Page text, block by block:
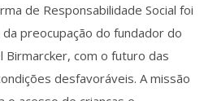
de Responsabilidade Social foi
preocupação do fundador do
Birmarcker, com o futuro das
desfavoráveis. A missão